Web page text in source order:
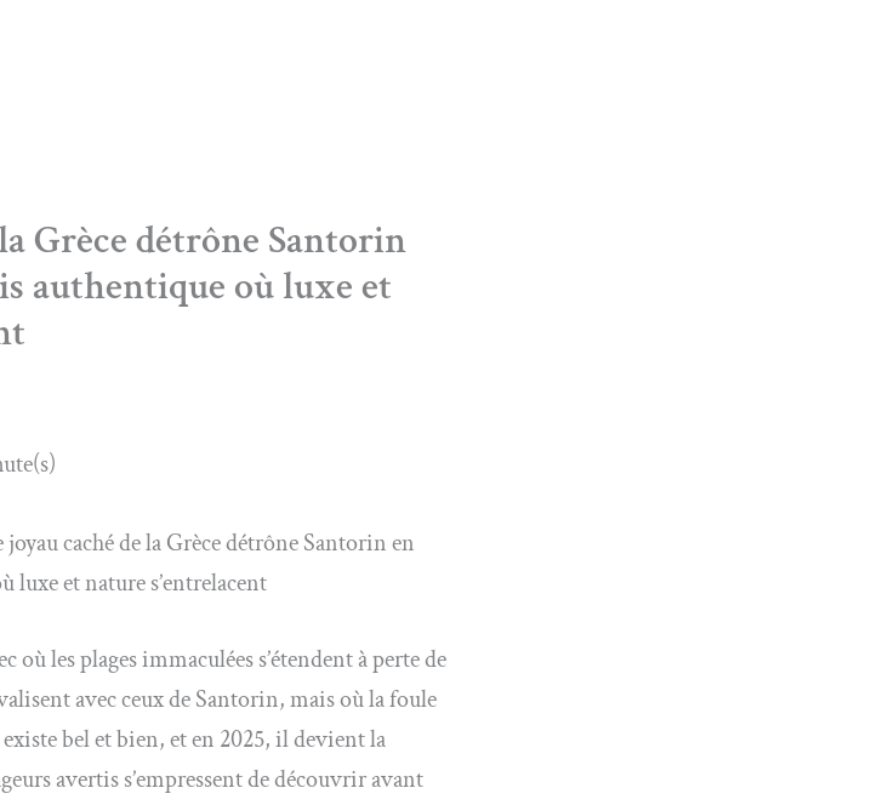
Grèce détrône Santorin
authentique où luxe et
joyau caché de la Grèce détrône Santorin en
luxe et nature s’entrelacent
où les plages immaculées s’étendent à perte de
avec ceux de Santorin, mais où la foule
bel et bien, et en 2025, il devient la
avertis s’empressent de découvrir avant